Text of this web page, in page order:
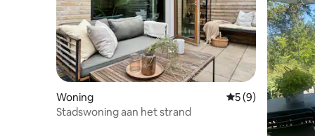
Woning Gemiddelde
5 (9)
Stadswoning aan het strand